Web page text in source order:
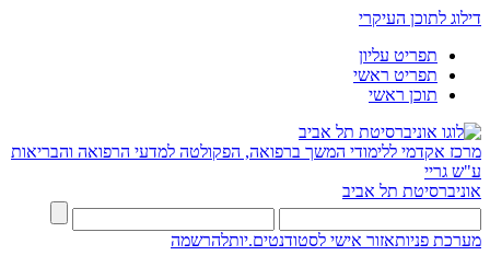
דילוג לתוכן העיקרי
תפריט עליון
תפריט ראשי
תוכן ראשי
מרכז אקדמי ללימודי המשך ברפואה, הפקולטה למדעי הרפואה והבריאות
ע"ש גריי
אוניברסיטת תל אביב
מערכת פניותאזור אישי לסטודנטים.יותלהרשמה